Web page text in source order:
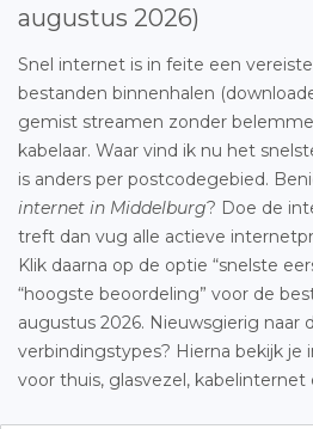
augustus 2026)
Snel internet is in feite een
bestanden binnenhalen
gemist streamen zonder
kabelaar. Waar vind ik nu het
is anders per postcodegebied.
internet in Middelburg? Doe de
treft dan vug alle actieve
Klik daarna op de optie “snelste
“hoogste beoordeling” voor de
augustus 2026. Nieuwsgierig naar
verbindingstypes? Hierna bekijk
voor thuis, glasvezel, kabelinternet